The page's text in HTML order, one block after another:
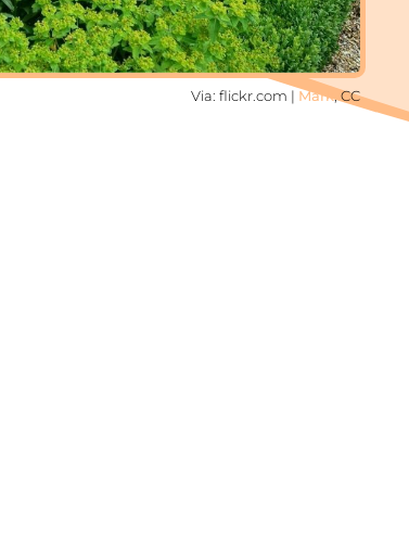
Via: flickr.com | Mark, CC